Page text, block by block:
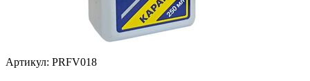
Артикул: PRFV018